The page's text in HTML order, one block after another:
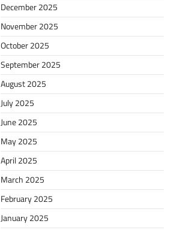
December 2025
November 2025
October 2025
September 2025
August 2025
July 2025
June 2025
May 2025
April 2025
March 2025
February 2025
January 2025